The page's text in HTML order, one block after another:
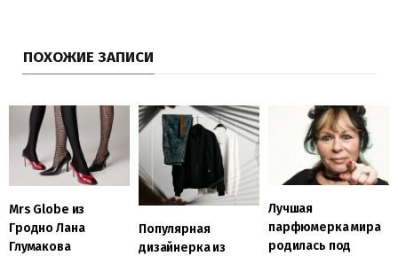
ПОХОЖИЕ ЗАПИСИ
Mrs Globe из
Гродно Лана
Глумакова
Популярная
дизайнерка из
Лучшая
парфюмерка мира
родилась под